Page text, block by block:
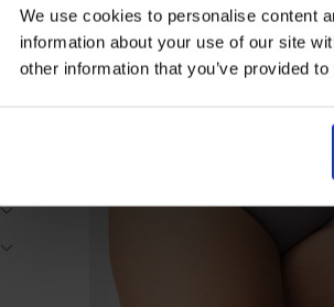
We use cookies to personalise content
information about your use of our site
other information that you’ve provided